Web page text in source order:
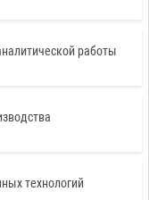
работы
технологий